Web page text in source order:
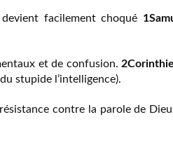
facilement choqué
et de confusion.
stupide l’intelligence).
contre la parole de